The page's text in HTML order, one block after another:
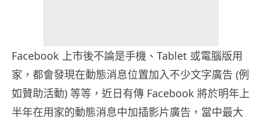
Facebook 上市後不論是手機、Tablet 或電腦版用
家，都會發現在動態消息位置加入不少文字廣告 (例
如贊助活動) 等等，近日有傳 Facebook 將於明年上
半年在用家的動態消息中加插影片廣告，當中最大